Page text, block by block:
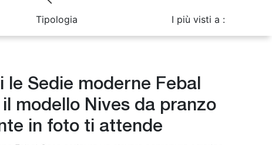
Tipologia I più visti a :
le Sedie moderne Febal
il modello Nives da pranzo
in foto ti attende